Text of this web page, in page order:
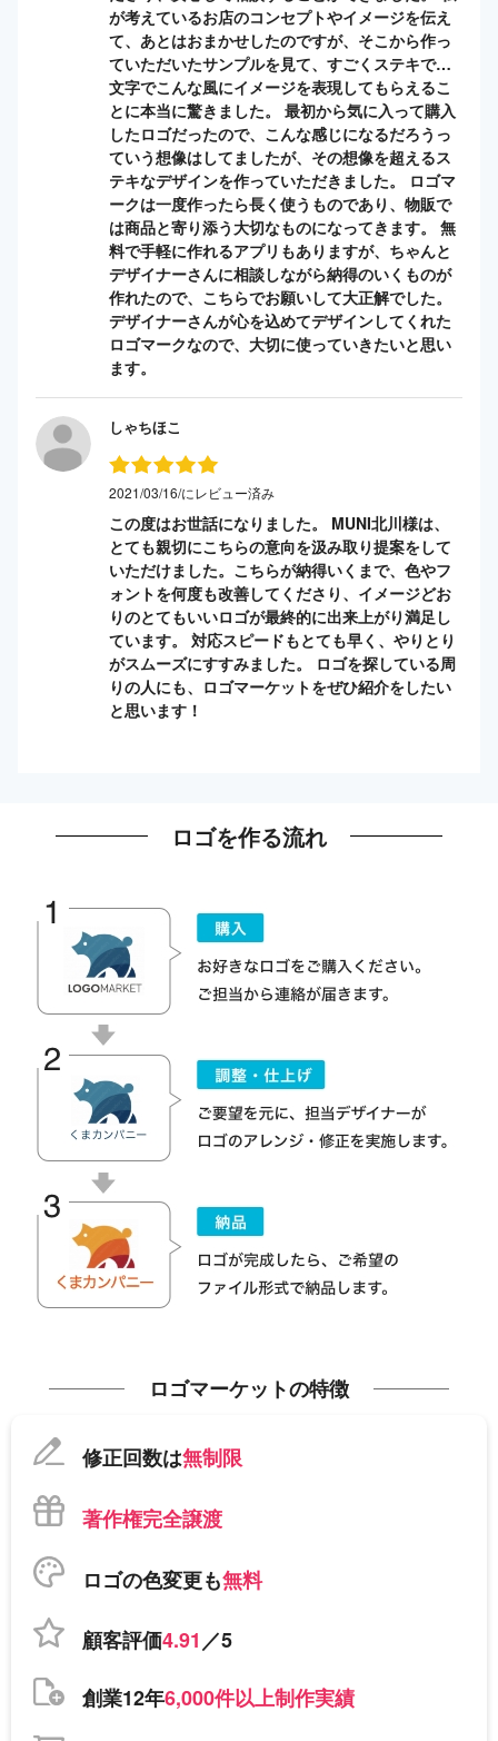
が考えているお店のコンセプトやイメージを伝え
て、あとはおまかせしたのですが、そこから作っ
ていただいたサンプルを見て、すごくステキで…
文字でこんな風にイメージを表現してもらえるこ
とに本当に驚きました。 最初から気に入って購入
したロゴだったので、こんな感じになるだろうっ
ていう想像はしてましたが、その想像を超えるス
テキなデザインを作っていただきました。 ロゴマ
ークは一度作ったら長く使うものであり、物販で
は商品と寄り添う大切なものになってきます。 無
料で手軽に作れるアプリもありますが、ちゃんと
デザイナーさんに相談しながら納得のいくものが
作れたので、こちらでお願いして大正解でした。
デザイナーさんが心を込めてデザインしてくれた
ロゴマークなので、大切に使っていきたいと思い
ます。
しゃちほこ
2021/03/16/にレビュー済み
この度はお世話になりました。 MUNI北川様は、
とても親切にこちらの意向を汲み取り提案をして
いただけました。こちらが納得いくまで、色やフ
ォントを何度も改善してくださり、イメージどお
りのとてもいいロゴが最終的に出来上がり満足し
ています。 対応スピードもとても早く、やりとり
がスムーズにすすみました。 ロゴを探している周
りの人にも、ロゴマーケットをぜひ紹介をしたい
と思います！
ロゴを作る流れ
ロゴマーケットの特徴
修正回数は無制限
著作権完全譲渡
ロゴの色変更も無料
顧客評価4.91／5
創業12年6,000件以上制作実績